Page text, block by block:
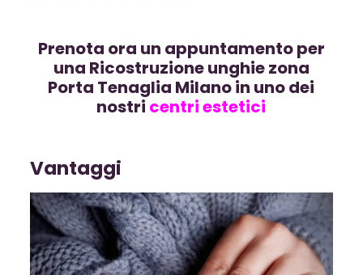
Prenota ora un appuntamento per
una Ricostruzione unghie zona
Porta Tenaglia Milano in uno dei
nostri centri estetici
Vantaggi